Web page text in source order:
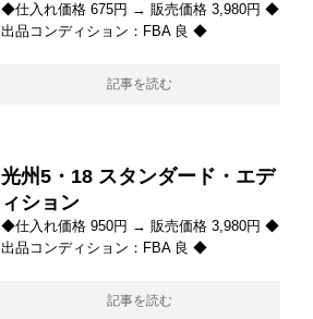
◆仕入れ価格 675円 → 販売価格 3,980円 ◆
出品コンディション：FBA 良 ◆
記事を読む
光州5・18 スタンダード・エデ
ィション
◆仕入れ価格 950円 → 販売価格 3,980円 ◆
出品コンディション：FBA 良 ◆
記事を読む